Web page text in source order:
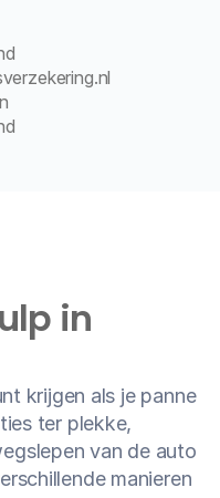
in
krijgen als je panne
ter plekke,
van de auto
manieren